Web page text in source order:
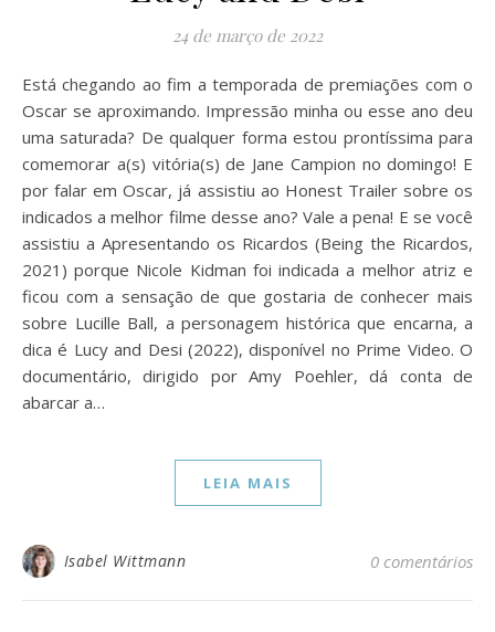
24 de março de 2022
Está chegando ao fim a temporada de premiações com o
Oscar se aproximando. Impressão minha ou esse ano deu
uma saturada? De qualquer forma estou prontíssima para
comemorar a(s) vitória(s) de Jane Campion no domingo! E
por falar em Oscar, já assistiu ao Honest Trailer sobre os
indicados a melhor filme desse ano? Vale a pena! E se você
assistiu a Apresentando os Ricardos (Being the Ricardos,
2021) porque Nicole Kidman foi indicada a melhor atriz e
ficou com a sensação de que gostaria de conhecer mais
sobre Lucille Ball, a personagem histórica que encarna, a
dica é Lucy and Desi (2022), disponível no Prime Video. O
documentário, dirigido por Amy Poehler, dá conta de
abarcar a…
LEIA MAIS
Isabel Wittmann 0 comentários